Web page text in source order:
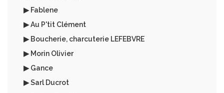
▶ Fablene
▶ Au P'tit Clément
▶ Boucherie, charcuterie LEFEBVRE
▶ Morin Olivier
▶ Gance
▶ Sarl Ducrot